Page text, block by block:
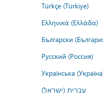
Türkçe (Türkiye)
Ελληνικά (Ελλάδα)
Български
Русский (Россия)
Українська
עברית (ישראל)